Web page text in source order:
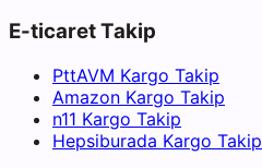
E-ticaret Takip
PttAVM Kargo Takip
Amazon Kargo Takip
n11 Kargo Takip
Hepsiburada Kargo Takip